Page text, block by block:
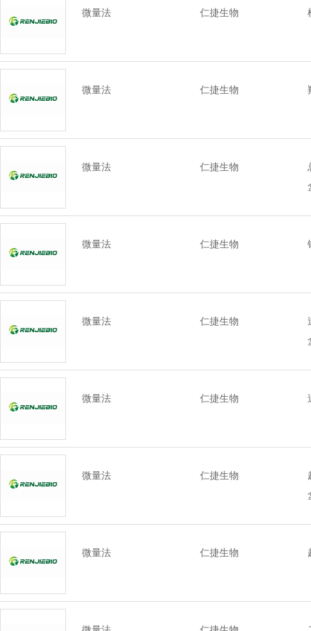
微量法 仁捷生物
微量法 仁捷生物
微量法 仁捷生物
微量法 仁捷生物
微量法 仁捷生物
微量法 仁捷生物
微量法 仁捷生物
微量法 仁捷生物